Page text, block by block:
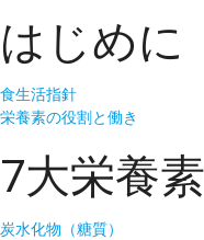
はじめに
食生活指針
栄養素の役割と働き
7大栄養素
炭水化物（糖質）